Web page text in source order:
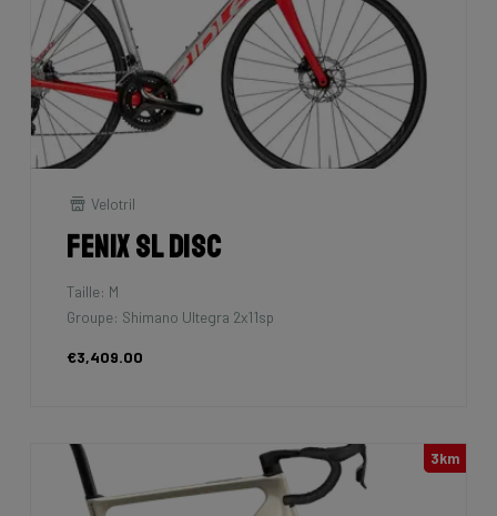
Velotril
Fenix SL Disc
Taille: M
Groupe: Shimano Ultegra 2x11sp
€3,409.00
3km